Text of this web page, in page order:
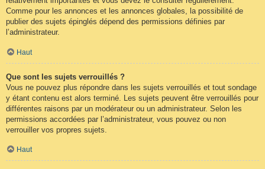
Comme pour les annonces et les annonces globales, la possibilité de
publier des sujets épinglés dépend des permissions définies par
l’administrateur.
Haut
Que sont les sujets verrouillés ?
Vous ne pouvez plus répondre dans les sujets verrouillés et tout sondage
y étant contenu est alors terminé. Les sujets peuvent être verrouillés pour
différentes raisons par un modérateur ou un administrateur. Selon les
permissions accordées par l’administrateur, vous pouvez ou non
verrouiller vos propres sujets.
Haut